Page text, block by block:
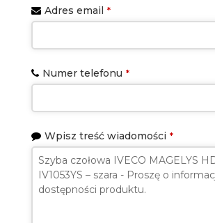
Adres email *
Numer telefonu *
Wpisz treść wiadomości *